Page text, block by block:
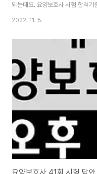
되는데요. 요양보호사 시험 합격
상이어야 하는 건 기본적으로 아실
기 - 21문제 이상 맞아야 합격 1
1 7 3 17 3 27 3 8 2 18 5 28 2
2022. 11. 5.